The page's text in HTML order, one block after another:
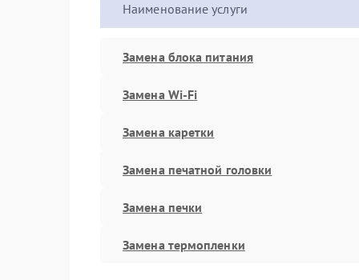
Наименование услуги
Замена блока питания
Замена Wi-Fi
Замена каретки
Замена печатной головки
Замена печки
Замена термопленки